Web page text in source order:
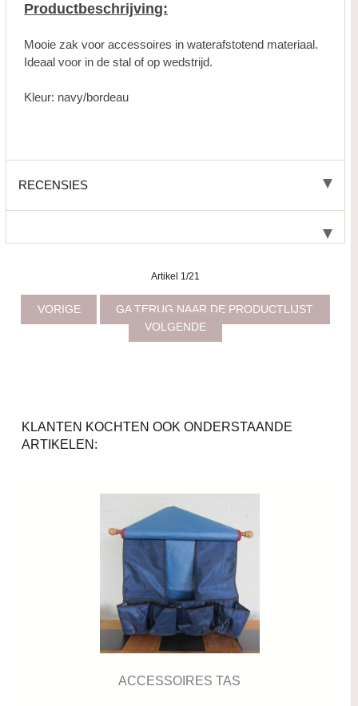
Productbeschrijving:
Mooie zak voor accessoires in waterafstotend materiaal.
Ideaal voor in de stal of op wedstrijd.
Kleur: navy/bordeau
RECENSIES
Artikel 1/21
VORIGE
GA TERUG NAAR DE PRODUCTLIJST
VOLGENDE
KLANTEN KOCHTEN OOK ONDERSTAANDE
ARTIKELEN:
ACCESSOIRES TAS